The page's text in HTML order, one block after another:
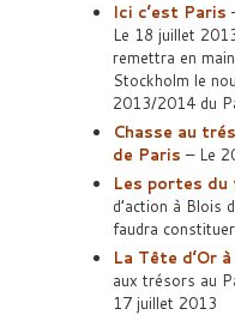
Ici c’est Paris
Le 18 juillet
remettra en
Stockholm le
2013/2014 du
Chasse au
de Paris – Le
Les portes du
d’action à Blois
faudra
La Tête d’Or
aux trésors au
17 juillet 2013